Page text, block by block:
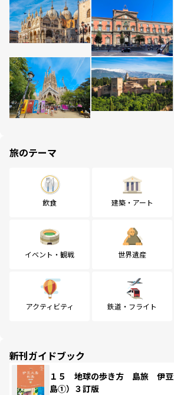
旅のテーマ
飲食 建築・アート
イベント・観戦 世界遺産
アクティビティ 鉄道・フライト
新刊ガイドブック
１５ 地球の歩き方 島旅 伊
島①）３訂版